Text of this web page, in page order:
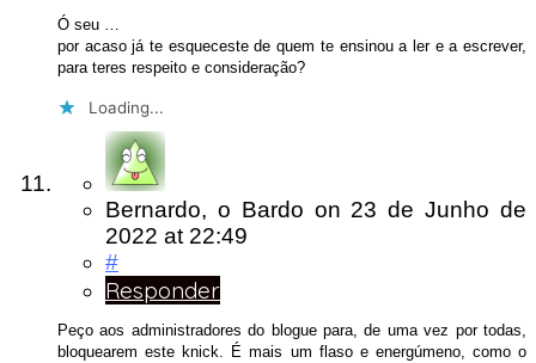
Ó seu …
por acaso já te esqueceste de quem te ensinou a ler e a escrever,
para teres respeito e consideração?
Loading...
Bernardo, o Bardo on 23 de Junho de
2022 at 22:49
#
Responder
Peço aos administradores do blogue para, de uma vez por todas,
bloquearem este knick. É mais um flaso e energúmeno, como o